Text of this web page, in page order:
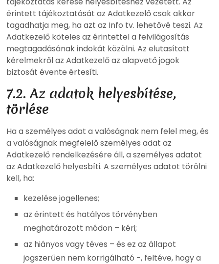
érintett tájékoztatását az Adatkezelő csak akkor
tagadhatja meg, ha azt az Info tv. lehetővé teszi. Az
Adatkezelő köteles az érintettel a felvilágosítás
megtagadásának indokát közölni. Az elutasított
kérelmekről az Adatkezelő az alapvető jogok
biztosát évente értesíti.
7.2. Az adatok helyesbítése,
törlése
Ha a személyes adat a valóságnak nem felel meg, és
a valóságnak megfelelő személyes adat az
Adatkezelő rendelkezésére áll, a személyes adatot
az Adatkezelő helyesbíti. A személyes adatot törölni
kell, ha:
kezelése jogellenes;
az érintett és hatályos törvényben
meghatározott módon – kéri;
az hiányos vagy téves – és ez az állapot
jogszerűen nem korrigálható -, feltéve, hogy a